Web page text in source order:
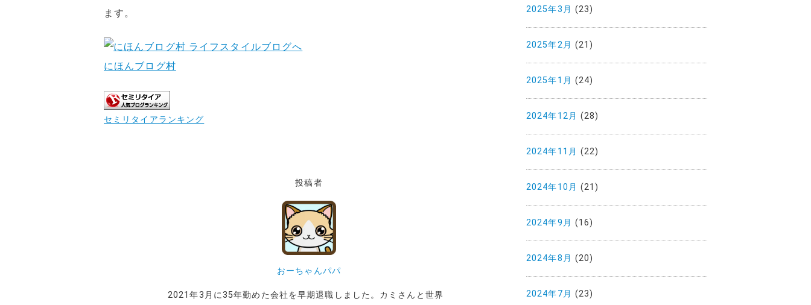
ます。
にほんブログ村
セミリタイアランキング
投稿者
おーちゃんパパ
2021年3月に35年勤めた会社を早期退職しました。カミさんと世界
2025年3月 (23)
2025年2月 (21)
2025年1月 (24)
2024年12月 (28)
2024年11月 (22)
2024年10月 (21)
2024年9月 (16)
2024年8月 (20)
2024年7月 (23)